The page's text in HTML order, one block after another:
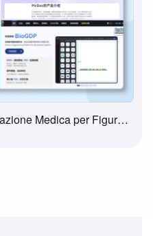
3 Migliori Strumenti di Illustrazione Medica per Figure di Ricerca e Presentazioni